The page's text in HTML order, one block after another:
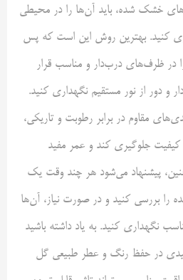
خشک شده، باید آن‌ها را در محیطی
کنید. بهترین روش این است که پس
ظرف‌های درب‌دار و مناسب قرار
و دور از نور مستقیم نگهداری کنید.
مقاوم در برابر رطوبت و تاریکی،
جلوگیری کند و عمر مفید
پیشنهاد می‌شود هر چند وقت یک
بررسی کنید و در صورت نیاز، آن‌ها
نگهداری کنید. به یاد داشته باشید
در حفظ رنگ و عطر طبیعی گل